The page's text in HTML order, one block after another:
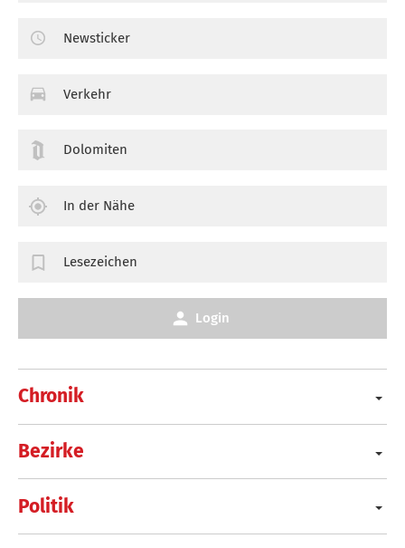
Chronik
Bezirke
Politik
Newsticker
Verkehr
Dolomiten
In der Nähe
Lesezeichen
Login